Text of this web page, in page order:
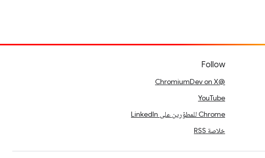
Follow
@ChromiumDev on X
YouTube
Chrome للمطوّرين على LinkedIn
خلاصة RSS